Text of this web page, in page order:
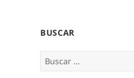
BUSCAR
Buscar: